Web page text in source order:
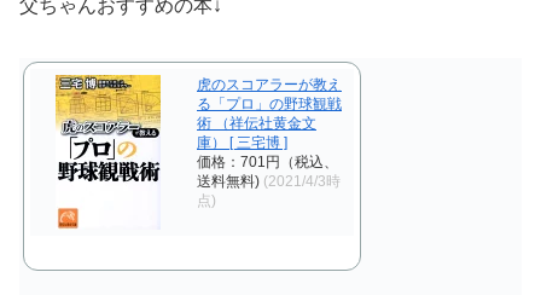
父ちゃんおすすめの本↓
虎のスコアラーが教え
る「プロ」の野球観戦
術 （祥伝社黄金文
庫） [ 三宅博 ]
価格：701円（税込、
送料無料) (2021/4/3時
点)